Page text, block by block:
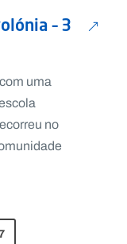
– 3
uma
no